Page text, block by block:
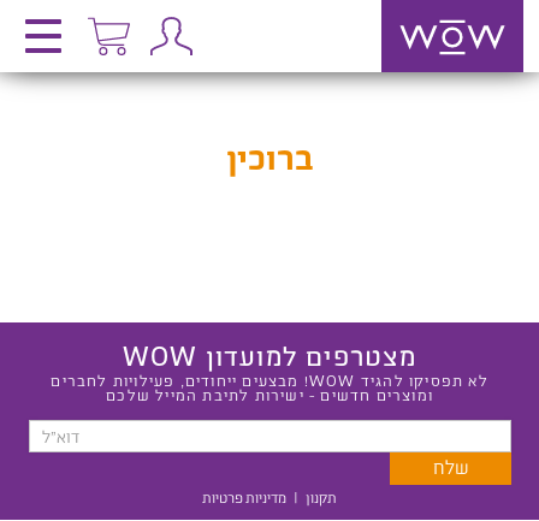
ברוכין
מצטרפים למועדון WOW
לא תפסיקו להגיד WOW! מבצעים ייחודים, פעילויות לחברים
ומוצרים חדשים - ישירות לתיבת המייל שלכם
תקנון | מדיניות פרטיות